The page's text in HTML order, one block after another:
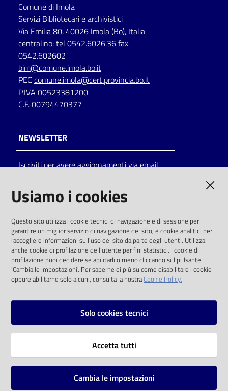
Seguici
su
on line
Eventi
Chiedi al
bibliotecario
Avvisi
Comune di Imola
Servizi Bibliotecari e archivistici
Via Emilia 80, 40026 Imola (Bo), Italia
centralino: tel 0542.6026.36 fax
0542.602602
bim@comune.imola.bo.it
PEC comune.imola@cert.provincia.bo.it
P.IVA 00523381200
C.F. 00794470377
NEWSLETTER
Iscriviti per avere aggiornamenti via email
solo alle condizioni previste dalla direttiva
comunitaria 2003/98/CE e dal d.lgs. 36/2006
SOCIAL
Instagram
Vai alla pagina
Usiamo i cookies
Questo sito utilizza i cookie tecnici di navigazione e di sessione per
garantire un miglior servizio di navigazione del sito, e cookie analitici per
raccogliere informazioni sull'uso del sito da parte degli utenti. Utilizza
anche cookie di profilazione dell'utente per fini statistici. I cookie di
profilazione puoi decidere se abilitarli o meno cliccando sul pulsante
'Cambia le impostazioni'. Per saperne di più su come disabilitare i cookie
oppure abilitarne solo alcuni, consulta la nostraCookie Policy.
Solo cookies tecnici
Accetta tutti
Cambia le impostazioni